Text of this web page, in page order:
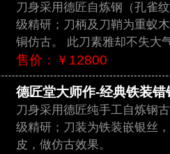
刀身采用德匠自炼钢（孔雀
级精研；刀柄及刀鞘为重蚁
铜仿古。 此刀素雅却不失大
售价：￥12800
德匠堂大师作-经典铁装
刀身采用德匠纯手工自炼钢
级精研；刀装为铁装嵌银丝
皮，做仿古效果。